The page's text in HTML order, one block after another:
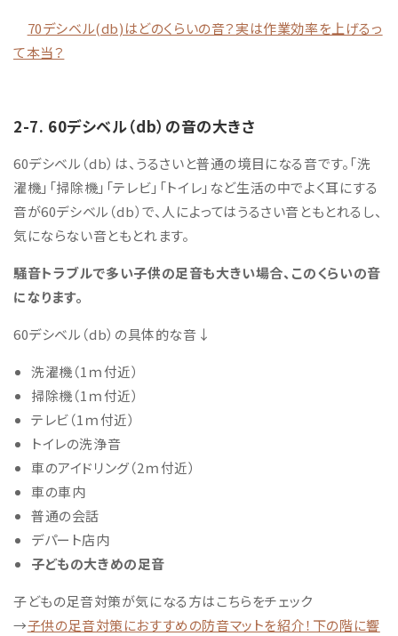
70デシベル(db)はどのくらいの音？実は作業効率を上げるっ
て本当？
2-7. 60デシベル（db）の音の大きさ
60デシベル（db）は、うるさいと普通の境目になる音です。「洗
濯機」「掃除機」「テレビ」「トイレ」など生活の中でよく耳にする
音が60デシベル（db）で、人によってはうるさい音ともとれるし、
気にならない音ともとれます。
騒音トラブルで多い子供の足音も大きい場合、このくらいの音
になります。
60デシベル（db）の具体的な音↓
洗濯機（1ｍ付近）
掃除機（1ｍ付近）
テレビ（1ｍ付近）
トイレの洗浄音
車のアイドリング（2ｍ付近）
車の車内
普通の会話
デパート店内
子どもの大きめの足音
子どもの足音対策が気になる方はこちらをチェック
→子供の足音対策におすすめの防音マットを紹介！下の階に響